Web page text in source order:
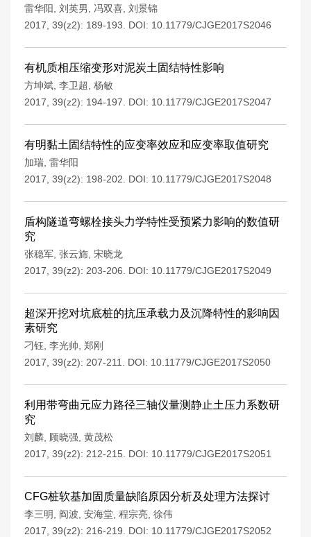
雷华阳 刘英男 冯双喜 刘景锦
2017, 39(z2): 189-193.
DOI: 10.11779/CJGE2017S2046
有机质相压缩变形对泥炭土固结特性影响
方坤斌 李卫超
杨敏
2017, 39(z2): 194-197.
DOI: 10.11779/CJGE2017S2047
有明黏土固结特性的应变率效应和应变率取值研究
加瑞 雷华阳
2017, 39(z2): 198-202.
DOI: 10.11779/CJGE2017S2048
盾构隧道弯螺栓接头力学特性受预紧力影响的数值研
究
张稳军 张云旆 宋晓龙
2017, 39(z2): 203-206.
DOI: 10.11779/CJGE2017S2049
超深开挖对坑底桩的抗压承载力及沉降特性的影响因
素研究
刁钰 李光帅 郑刚
2017, 39(z2): 207-211.
DOI: 10.11779/CJGE2017S2050
利用带弯曲元应力路径三轴仪量测静止土压力系数研
究
刘麟 顾晓强 黄茂松
2017, 39(z2): 212-215.
DOI: 10.11779/CJGE2017S2051
CFG桩软基加固质量缺陷原因分析及处理方法探讨
李三明 阎波 安海堂 程宗亮 徐伟
2017, 39(z2): 216-219.
DOI: 10.11779/CJGE2017S2052